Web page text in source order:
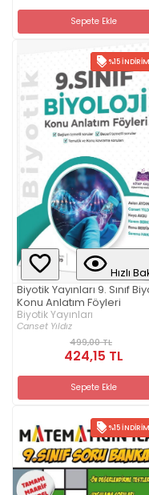
Sepete Ekle
%15 İNDIRIM
Hızlı
Biyotik Yayınları 9. Sınıf
Konu Anlatım Föyleri
Biyotik Yayınları
Canset Yıldız
499,00 TL
424,15 TL
Sepete Ekle
%15 İNDIRIM